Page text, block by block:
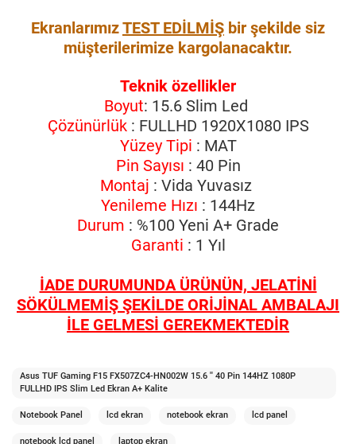
EkranlarımızTEST EDİLMİŞ bir şekilde siz
müşterilerimize kargolanacaktır.
Teknik özellikler
Boyut: 15.6 Slim Led
Çözünürlük: FULLHD 1920X1080 IPS
Yüzey Tipi : MAT
Pin Sayısı : 40 Pin
Montaj : Vida Yuvasız
Yenileme Hızı : 144Hz
Durum : %100 Yeni A+ Grade
Garanti : 1 Yıl
İADE DURUMUNDA ÜRÜNÜN, JELATİNİ
SÖKÜLMEMİŞ ŞEKİLDE ORİJİNAL AMBALAJI
İLE GELMESİ GEREKMEKTEDİR
Asus TUF Gaming F15 FX507ZC4-HN002W 15.6 '' 40 Pin 144HZ 1080P
FULLHD IPS Slim Led Ekran A+ Kalite
Notebook Panel lcd ekran notebook ekran lcd panel
notebook lcd panel laptop ekran